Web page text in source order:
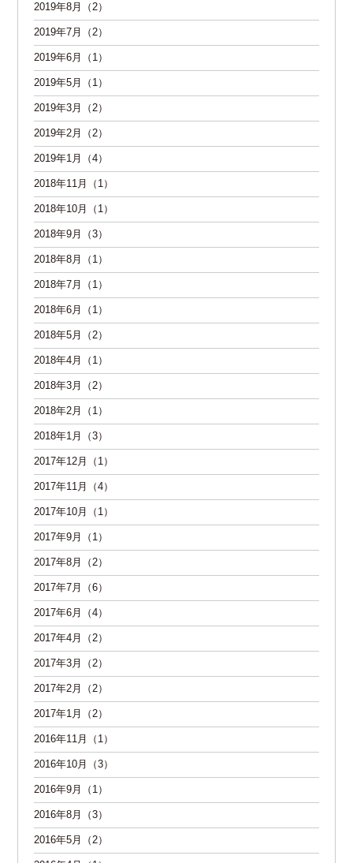
2019年8月（2）
2019年7月（2）
2019年6月（1）
2019年5月（1）
2019年3月（2）
2019年2月（2）
2019年1月（4）
2018年11月（1）
2018年10月（1）
2018年9月（3）
2018年8月（1）
2018年7月（1）
2018年6月（1）
2018年5月（2）
2018年4月（1）
2018年3月（2）
2018年2月（1）
2018年1月（3）
2017年12月（1）
2017年11月（4）
2017年10月（1）
2017年9月（1）
2017年8月（2）
2017年7月（6）
2017年6月（4）
2017年4月（2）
2017年3月（2）
2017年2月（2）
2017年1月（2）
2016年11月（1）
2016年10月（3）
2016年9月（1）
2016年8月（3）
2016年5月（2）